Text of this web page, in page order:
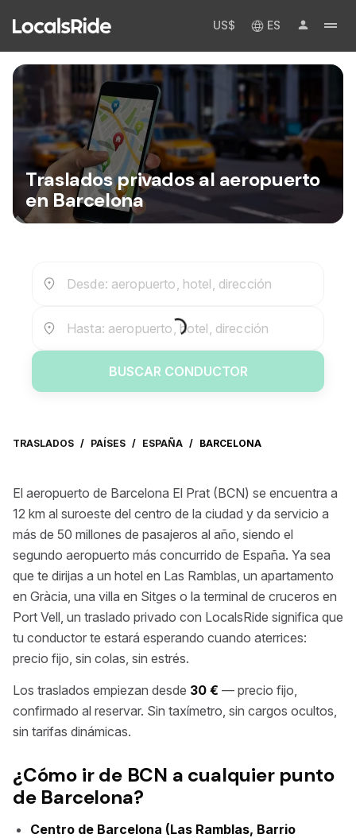
US$ ES
Traslados privados al aeropuerto
en Barcelona
Desde: aeropuerto, hotel, dirección
Hasta: aeropuerto, hotel, dirección
BUSCAR CONDUCTOR
TRASLADOS / PAÍSES / ESPAÑA / BARCELONA
El aeropuerto de Barcelona El Prat (BCN) se encuentra a
12 km al suroeste del centro de la ciudad y da servicio a
más de 50 millones de pasajeros al año, siendo el
segundo aeropuerto más concurrido de España. Ya sea
que te dirijas a un hotel en Las Ramblas, un apartamento
en Gràcia, una villa en Sitges o la terminal de cruceros en
Port Vell, un traslado privado con LocalsRide significa que
tu conductor te estará esperando cuando aterrices:
precio fijo, sin colas, sin estrés.
Los traslados empiezan desde 30 € — precio fijo,
confirmado al reservar. Sin taxímetro, sin cargos ocultos,
sin tarifas dinámicas.
¿Cómo ir de BCN a cualquier punto
de Barcelona?
Centro de Barcelona (Las Ramblas, Barrio